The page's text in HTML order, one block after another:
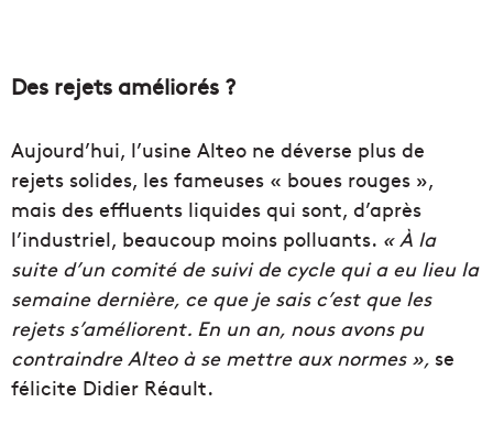
Des rejets améliorés ?
Aujourd’hui, l’usine Alteo ne déverse plus de
rejets solides, les fameuses « boues rouges »,
mais des effluents liquides qui sont, d’après
l’industriel, beaucoup moins polluants. « À la
suite d’un comité de suivi de cycle qui a eu lieu la
semaine dernière, ce que je sais c’est que les
rejets s’améliorent. En un an, nous avons pu
contraindre Alteo à se mettre aux normes », se
félicite Didier Réault.